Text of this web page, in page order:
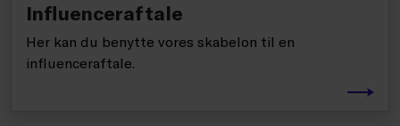
Influenceraftale
Her kan du benytte vores skabelon til en
influenceraftale.